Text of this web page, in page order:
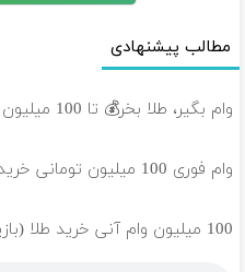
مطالب پیشنهادی
وام بگیر، طلا بخر💰 تا 100 میلیون وام فوری بدون ضامن
وام فوری 100 میلیون تومانی خرید طلا (بدون ضامن)
100 میلیون وام آنی خرید طلا (بازپرداخت 12 ماهه)